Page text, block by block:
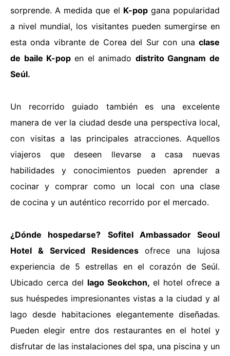
sorprende. A medida que el K-popgana popularidad
a nivel mundial, los visitantes pueden sumergirse en
esta onda vibrante de Corea del Sur con una clase
de baile K-pop en el animado distrito Gangnam de
Seúl.
Un recorrido guiado
también es una excelente
manera de ver la ciudad desde una perspectiva local,
con visitas a las principales atracciones. Aquellos
viajeros que deseen llevarse a casa nuevas
habilidades y conocimientos pueden aprender a
cocinar y comprar como un local con una clase
de cocina y un auténtico recorrido por el mercado.
¿Dónde hospedarse?
Sofitel Ambassador Seoul
Hotel & Serviced Residencesofrece una lujosa
experiencia de 5 estrellas en el corazón de Seúl.
Ubicado cerca del lago Seokchon, el hotel ofrece a
sus huéspedes impresionantes vistas a la ciudad y al
lago desde habitaciones elegantemente diseñadas.
Pueden elegir entre dos restaurantes en el hotel y
disfrutar de las instalaciones del spa, una piscina y un